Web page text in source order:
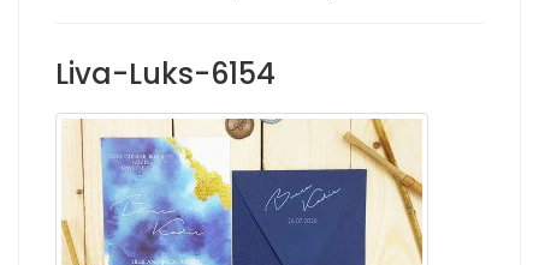
Liva-Luks-6154